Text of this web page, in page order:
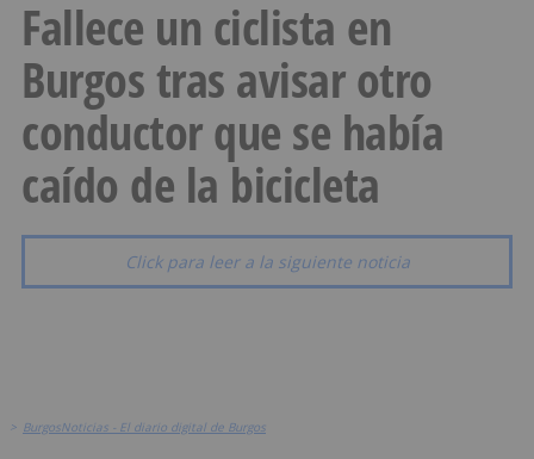
Fallece un ciclista en
Burgos tras avisar otro
conductor que se había
caído de la bicicleta
Click para leer a la siguiente noticia
> BurgosNoticias - El diario digital de Burgos